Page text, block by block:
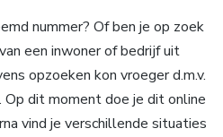
nummer? Of ben je op zoek
een inwoner of bedrijf uit
opzoeken kon vroeger d.m.v.
dit moment doe je dit online
vind je verschillende situaties